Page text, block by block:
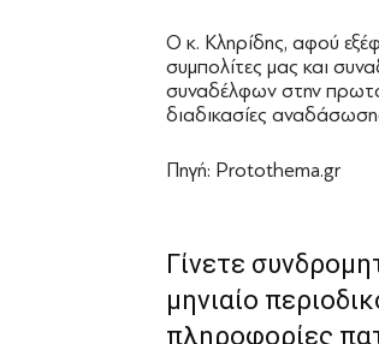
Ο κ. Κληρίδης, αφού
συμπολίτες μας και
συναδέλφων στην
διαδικασίες
Πηγή: Protothema.gr
Γίνετε
μηνιαίο
πληροφορίες